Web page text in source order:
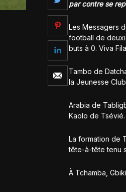
par contre se
Les Messagers
football de
buts à 0. Viva
Tambo de
la Jeunesse Club
Arabia de
Kaolo de Tsévié.
La formation de
tête-à-tête tenu
À Tchamba,